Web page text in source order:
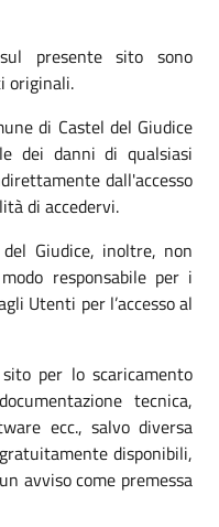
presente sito sono
originali.
di Castel del Giudice
dei danni di qualsiasi
dall'accesso
di accedervi.
Giudice, inoltre, non
responsabile per i
Utenti per l’accesso al
per lo scaricamento
tecnica,
ecc., salvo diversa
disponibili,
avviso come premessa